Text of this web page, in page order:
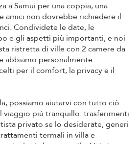
a Samui per una coppia, una
amici non dovrebbe richiedere il
Condividete le date, le
e gli aspetti più importanti, e noi
ristretta di ville con 2 camere da
abbiamo personalmente
per il comfort, la privacy e il
possiamo aiutarvi con tutto ciò
viaggio più tranquillo: trasferimenti
privato se lo desiderate, generi
termali in villa e